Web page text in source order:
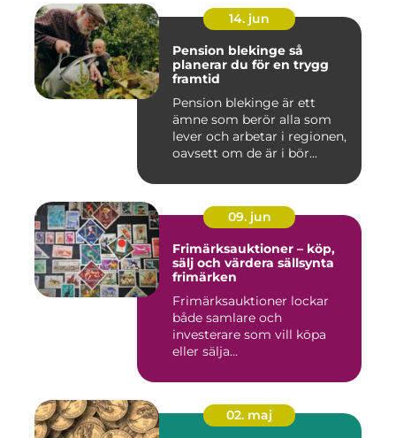
14. jun
Pension blekinge så
planerar du för en trygg
framtid
Pension blekinge är ett
ämne som berör alla som
lever och arbetar i regionen,
oavsett om de är i bör...
09. jun
Frimärksauktioner – köp,
sälj och värdera sällsynta
frimärken
Frimärksauktioner lockar
både samlare och
investerare som vill köpa
eller sälja...
02. maj